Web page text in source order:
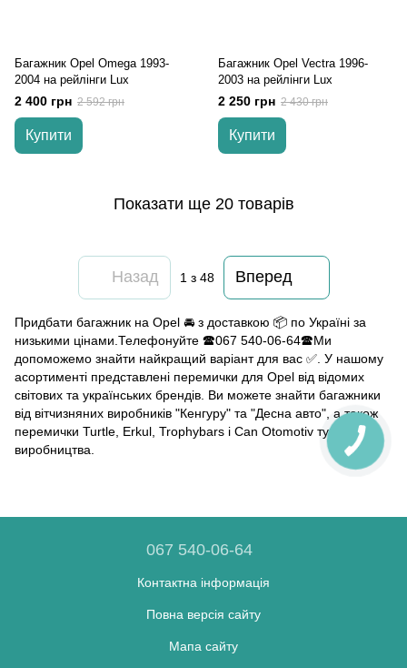
Багажник Opel Omega 1993-
2004 на рейлінги Lux
2 400 грн 2 592 грн
Купити
Багажник Opel Vectra 1996-
2003 на рейлінги Lux
2 250 грн 2 430 грн
Купити
Показати ще 20 товарів
Назад 1 з 48 Вперед
Придбати багажник на Opel 🚘 з доставкою 📦 по Україні за
низькими цінами.Телефонуйте 🕿067 540-06-64🕿Ми
допоможемо знайти найкращий варіант для вас ✅. У нашому
асортименті представлені перемички для Opel від відомих
світових та українських брендів. Ви можете знайти багажники
від вітчизняних виробників "Кенгуру" та "Десна авто", а також
перемички Turtle, Erkul, Trophybars і Can Otomotiv турецького
виробництва.
067 540-06-64
Контактна інформація
Повна версія сайту
Мапа сайту